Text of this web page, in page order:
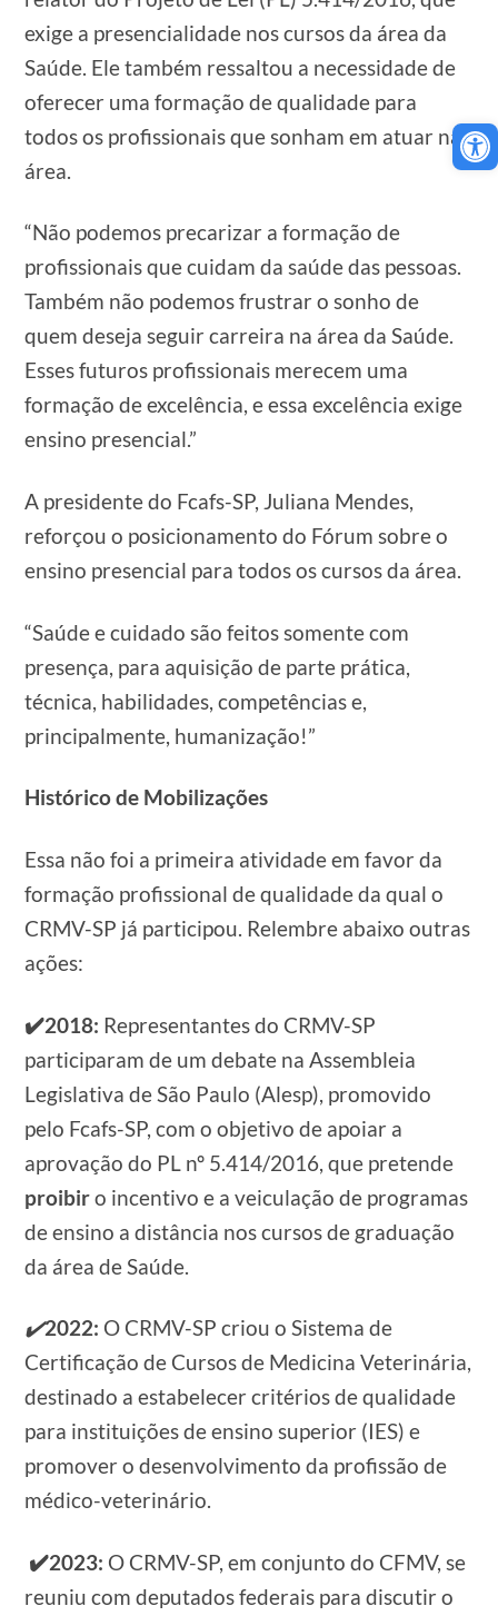
exige a presencialidade nos cursos da área da
Saúde. Ele também ressaltou a necessidade de
oferecer uma formação de qualidade para
todos os profissionais que sonham em atuar na
área.
“Não podemos precarizar a formação de
profissionais que cuidam da saúde das pessoas.
Também não podemos frustrar o sonho de
quem deseja seguir carreira na área da Saúde.
Esses futuros profissionais merecem uma
formação de excelência, e essa excelência exige
ensino presencial.”
A presidente do Fcafs-SP, Juliana Mendes,
reforçou o posicionamento do Fórum sobre o
ensino presencial para todos os cursos da área.
“Saúde e cuidado são feitos somente com
presença, para aquisição de parte prática,
técnica, habilidades, competências e,
principalmente, humanização!”
Histórico de Mobilizações
Essa não foi a primeira atividade em favor da
formação profissional de qualidade da qual o
CRMV-SP já participou. Relembre abaixo outras
ações:
✔️2018: Representantes do CRMV-SP
participaram de um debate na Assembleia
Legislativa de São Paulo (Alesp), promovido
pelo Fcafs-SP, com o objetivo de apoiar a
aprovação do PL nº 5.414/2016, que pretende
proibiro incentivo e a veiculação de programas
de ensino a distância nos cursos de graduação
da área de Saúde.
✔️2022: O CRMV-SP criou o Sistema de
Certificação de Cursos de Medicina Veterinária,
destinado a estabelecer critérios de qualidade
para instituições de ensino superior (IES) e
promover o desenvolvimento da profissão de
médico-veterinário.
✔️2023: O CRMV-SP, em conjunto do CFMV, se
reuniu com deputados federais para discutir o